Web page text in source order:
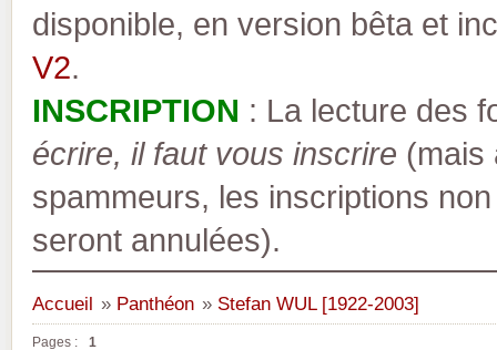
disponible, en version bêta et
V2.
INSCRIPTION : La lecture des
écrire, il faut vous inscrire (mais
spammeurs, les inscriptions
seront annulées).
Accueil » Panthéon » Stefan WUL [1922-2003]
Pages : 1